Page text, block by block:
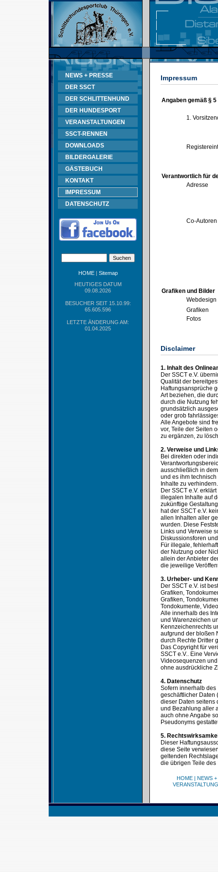
NEWS + PRESSE
DER SSCT
DER SCHLITTENHUND
DER HUNDESPORT
VERANSTALTUNGEN
SSCT-RENNEN
DOWNLOADS
BILDERGALERIE
GÄSTEBUCH
KONTAKT
IMPRESSUM
DATENSCHUTZ
HOME| Sitemap
HEUTIGES DATUM
09.08.2026
BESUCHER SEIT 15.10.99:
65.605.596
LETZTE ÄNDERUNG AM:
01.04.2025
Impressum
Angaben gemäß § 5
1.
Verantwortlich für
Adresse
Co-Autoren
Grafiken und Bilder
Webdesign
Grafiken
Fotos
Disclaimer
1. Inhalt des
Der SSCT e.V.
Qualität der
Haftungsansprüche
Art beziehen, die
durch die Nutzung
grundsätzlich
oder grob
Alle Angebote sind
vor, Teile der Seiten
zu ergänzen, zu
2. Verweise und
Bei direkten oder
ausschließlich in
und es ihm
Inhalte zu verhindern.
Der SSCT e.V.
illegalen Inhalte auf
zukünftige
hat der SSCT e.V.
allen Inhalten aller
wurden. Diese
Links und Verweise
Diskussionsforen
Für illegale,
der Nutzung oder
allein der Anbieter
die jeweilige
3. Urheber- und
Der SSCT e.V. ist
Grafiken,
Grafiken,
Tondokumente,
Alle innerhalb des
und Warenzeichen
Kennzeichenrechts
aufgrund der bloßen
durch Rechte Dritter
Das Copyright für
SSCT e.V.. Eine
Videosequenzen
ohne ausdrückliche
4. Datenschutz
Sofern innerhalb
geschäftlicher Daten
dieser Daten seitens
und Bezahlung aller
auch ohne Angabe
Pseudonyms
5.
Dieser
diese Seite
geltenden
die übrigen Teile
HOME| NEWS